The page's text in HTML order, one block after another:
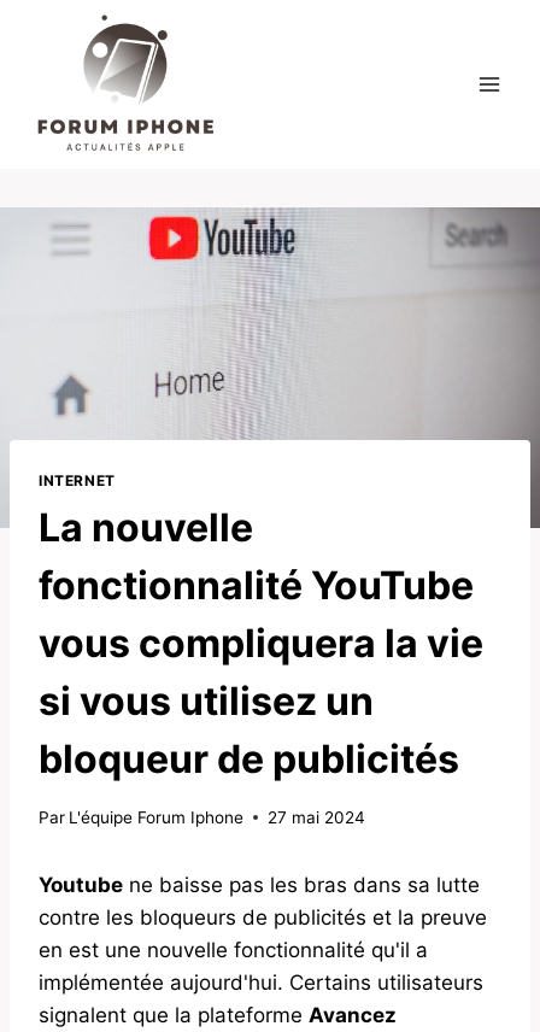
INTERNET
La nouvelle
fonctionnalité YouTube
vous compliquera la vie
si vous utilisez un
bloqueur de publicités
Par L'équipe Forum Iphone 27 mai 2024
Youtube ne baisse pas les bras dans sa lutte
contre les bloqueurs de publicités et la preuve
en est une nouvelle fonctionnalité qu'il a
implémentée aujourd'hui. Certains utilisateurs
signalent que la plateforme Avancez